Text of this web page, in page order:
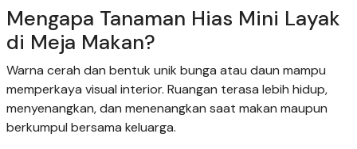
Mengapa Tanaman Hias Mini Layak
di Meja Makan?
Warna cerah dan bentuk unik bunga atau daun mampu
memperkaya visual interior. Ruangan terasa lebih hidup,
menyenangkan, dan menenangkan saat makan maupun
berkumpul bersama keluarga.